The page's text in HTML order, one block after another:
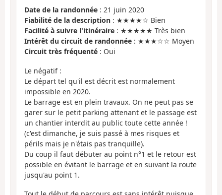
Date de la randonnée : 21 juin 2020
Fiabilité de la description : ★★★★☆ Bien
Facilité à suivre l'itinéraire : ★★★★★ Très bien
Intérêt du circuit de randonnée : ★★★☆☆ Moyen
Circuit très fréquenté : Oui
Le négatif :
Le départ tel qu'il est décrit est normalement
impossible en 2020.
Le barrage est en plein travaux. On ne peut pas se
garer sur le petit parking attenant et le passage est
un chantier interdit au public toute cette année !
(c'est dimanche, je suis passé à mes risques et
périls mais je n'étais pas tranquille).
Du coup il faut débuter au point n°1 et le retour est
possible en évitant le barrage et en suivant la route
jusqu'au point 1.